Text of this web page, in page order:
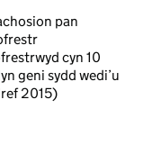
pan
cyn 10
geni sydd wedi’u
2015)